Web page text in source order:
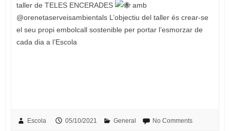
taller de TELES ENCERADES
amb
@orenetaserveisambientals L’objectiu del taller és crear-se
el seu propi embolcall sostenible per portar l’esmorzar de
cada dia a l’Escola
Escola 05/10/2021 General No Comments